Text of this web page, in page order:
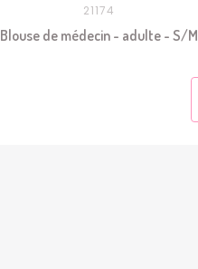
21174
Blouse de médecin - adulte - S/M